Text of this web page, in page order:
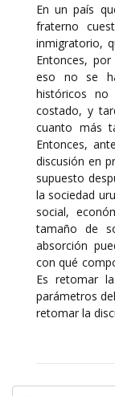
En un país
fraterno
inmigratorio,
Entonces,
eso no se
históricos
costado, y
cuanto más
Entonces,
discusión en
supuesto
la sociedad
social,
tamaño de
absorción
con qué
Es retomar
parámetros
retomar la